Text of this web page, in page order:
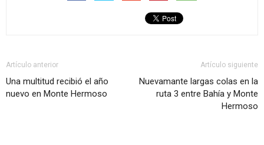
Artículo anterior
Una multitud recibió el año
nuevo en Monte Hermoso
Artículo siguiente
Nuevamante largas colas en la
ruta 3 entre Bahía y Monte
Hermoso